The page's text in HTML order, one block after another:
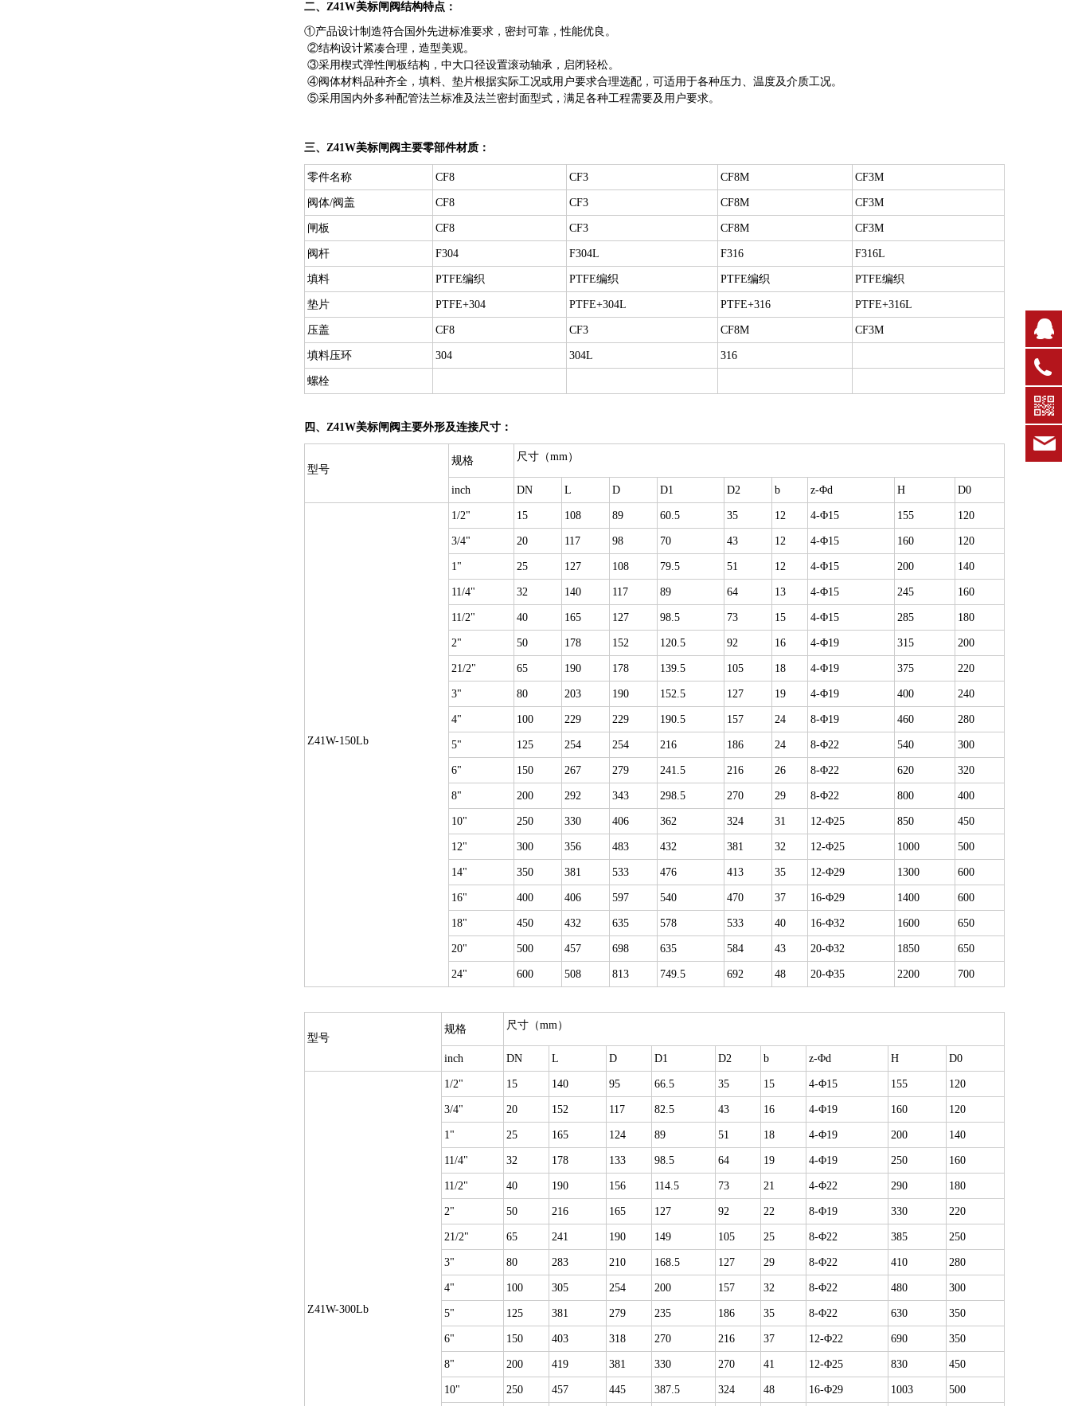
二、Z41W美标闸阀结构特点：
①产品设计制造符合国外先进标准要求，密封可靠，性能优良。
②结构设计紧凑合理，造型美观。
③采用楔式弹性闸板结构，中大口径设置滚动轴承，启闭轻松。
④阀体材料品种齐全，填料、垫片根据实际工况或用户要求合理选配，可适用于各种压力、温度及介质工况。
⑤采用国内外多种配管法兰标准及法兰密封面型式，满足各种工程需要及用户要求。
三、 Z41W美标闸阀主要零部件材质：
零件名称 CF8 CF3 CF8M CF3M
阀体/阀盖 CF8 CF3 CF8M CF3M
闸板 CF8 CF3 CF8M CF3M
阀杆 F304 F304L F316 F316L
填料 PTFE编织 PTFE编织 PTFE编织 PTFE编织
垫片 PTFE+304 PTFE+304L PTFE+316 PTFE+316L
压盖 CF8 CF3 CF8M CF3M
填料压环 304 304L 316
螺栓
四、Z41W美标闸阀主要外形及连接尺寸：
型号
规格 尺寸（mm）
inch DN L D D1 D2 b z-Φd H D0
Z41W-150Lb
1/2" 15 108 89 60.5 35 12 4-Φ15 155 120
3/4" 20 117 98 70 43 12 4-Φ15 160 120
1" 25 127 108 79.5 51 12 4-Φ15 200 140
11/4" 32 140 117 89 64 13 4-Φ15 245 160
11/2" 40 165 127 98.5 73 15 4-Φ15 285 180
2" 50 178 152 120.5 92 16 4-Φ19 315 200
21/2" 65 190 178 139.5 105 18 4-Φ19 375 220
3" 80 203 190 152.5 127 19 4-Φ19 400 240
4" 100 229 229 190.5 157 24 8-Φ19 460 280
5" 125 254 254 216 186 24 8-Φ22 540 300
6" 150 267 279 241.5 216 26 8-Φ22 620 320
8" 200 292 343 298.5 270 29 8-Φ22 800 400
10" 250 330 406 362 324 31 12-Φ25 850 450
12" 300 356 483 432 381 32 12-Φ25 1000 500
14" 350 381 533 476 413 35 12-Φ29 1300 600
16" 400 406 597 540 470 37 16-Φ29 1400 600
18" 450 432 635 578 533 40 16-Φ32 1600 650
20" 500 457 698 635 584 43 20-Φ32 1850 650
24" 600 508 813 749.5 692 48 20-Φ35 2200 700
型号
规格 尺寸（mm）
inch DN L D D1 D2 b z-Φd H D0
Z41W-300Lb
1/2" 15 140 95 66.5 35 15 4-Φ15 155 120
3/4" 20 152 117 82.5 43 16 4-Φ19 160 120
1" 25 165 124 89 51 18 4-Φ19 200 140
11/4" 32 178 133 98.5 64 19 4-Φ19 250 160
11/2" 40 190 156 114.5 73 21 4-Φ22 290 180
2" 50 216 165 127 92 22 8-Φ19 330 220
21/2" 65 241 190 149 105 25 8-Φ22 385 250
3" 80 283 210 168.5 127 29 8-Φ22 410 280
4" 100 305 254 200 157 32 8-Φ22 480 300
5" 125 381 279 235 186 35 8-Φ22 630 350
6" 150 403 318 270 216 37 12-Φ22 690 350
8" 200 419 381 330 270 41 12-Φ25 830 450
10" 250 457 445 387.5 324 48 16-Φ29 1003 500